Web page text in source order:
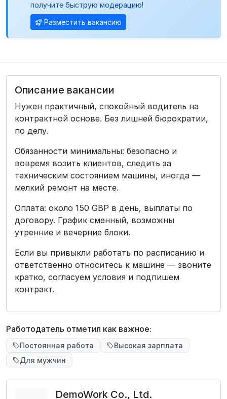
получите быструю модерацию!
Разместить вакансию
Описание вакансии
Нужен практичный, спокойный водитель на
контрактной основе. Без лишней бюрократии,
по делу.
Обязанности минимальны: безопасно и
вовремя возить клиентов, следить за
техническим состоянием машины, иногда —
мелкий ремонт на месте.
Оплата: около 150 GBP в день, выплаты по
договору. График сменный, возможны
утренние и вечерние блоки.
Если вы привыкли работать по расписанию и
ответственно относитесь к машине — звоните
кратко, согласуем условия и подпишем
контракт.
Работодатель отметил как важное:
Постоянная работа
Высокая зарплата
Для мужчин
DemoWork Co., Ltd.